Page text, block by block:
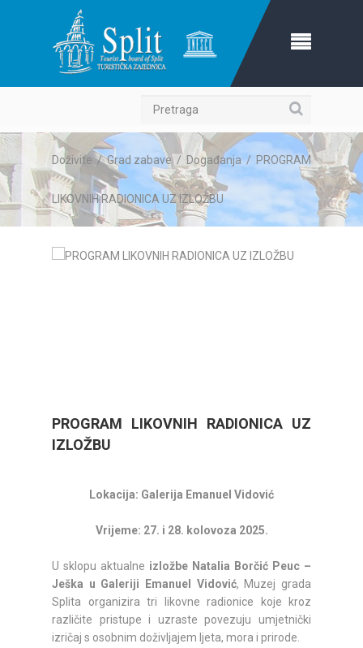
Pretraga
Doživite/Grad zabave/Događanja/ PROGRAM
LIKOVNIH RADIONICA UZ IZLOŽBU
PROGRAM LIKOVNIH RADIONICA UZ
IZLOŽBU
Lokacija: Galerija Emanuel Vidović
Vrijeme: 27. i 28. kolovoza 2025.
U sklopu aktualne izložbe Natalia Borčić Peuc –
Ješka u Galeriji Emanuel Vidović, Muzej grada
Splita organizira tri likovne radionice koje kroz
različite pristupe i uzraste povezuju umjetnički
izričaj s osobnim doživljajem ljeta, mora i prirode.